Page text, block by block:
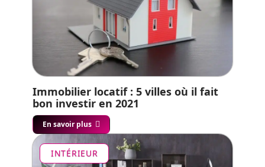
Immobilier locatif : 5 villes où il fait
bon investir en 2021
En savoir plus
INTÉRIEUR